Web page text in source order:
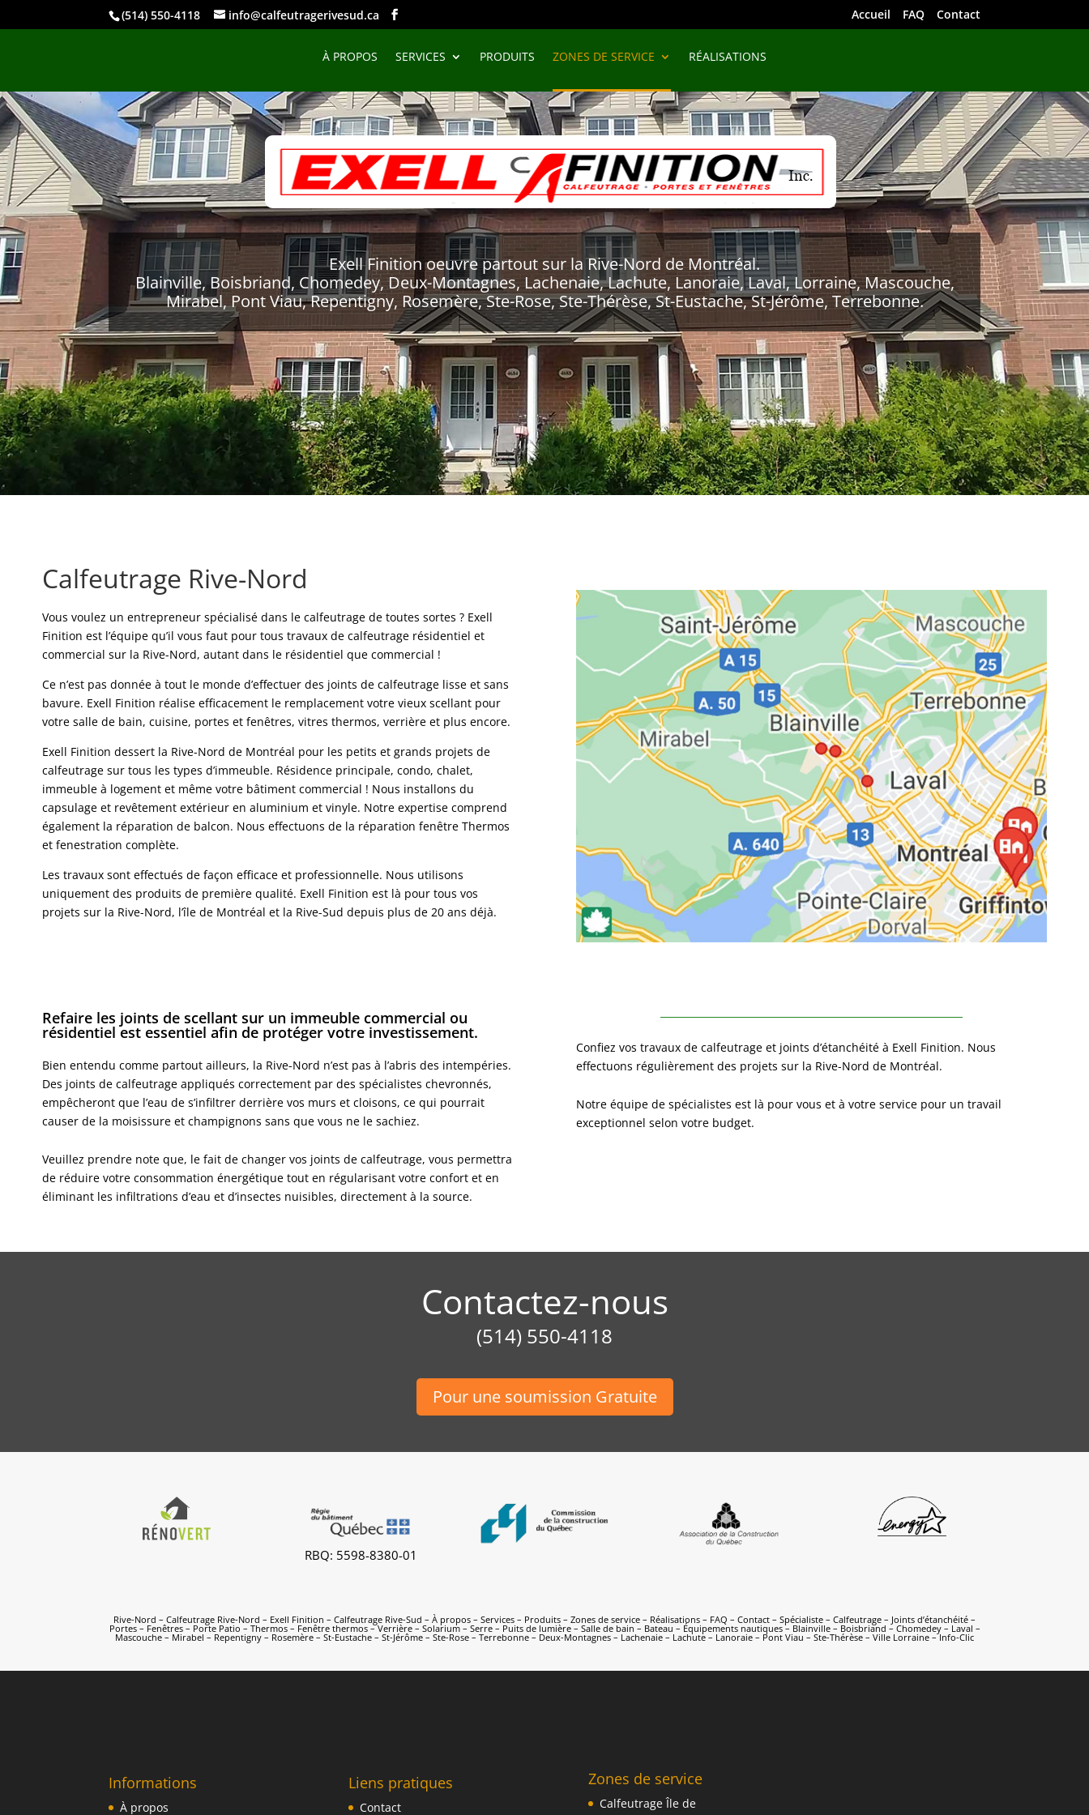
(514) 550-4118 info@calfeutragerivesud.ca Accueil FAQ Contact
À PROPOS SERVICES PRODUITS ZONES DE SERVICE RÉALISATIONS
Exell Finition oeuvre partout sur la Rive-Nord de Montréal.
Blainville, Boisbriand, Chomedey, Deux-Montagnes, Lachenaie, Lachute, Lanoraie, Laval, Lorraine, Mascouche,
Mirabel, Pont Viau, Repentigny, Rosemère, Ste-Rose, Ste-Thérèse, St-Eustache, St-Jérôme, Terrebonne.
Calfeutrage Rive-Nord
Vous voulez un entrepreneur spécialisé dans le calfeutrage de toutes sortes ? Exell
Finition est l’équipe qu’il vous faut pour tous travaux de calfeutrage résidentiel et
commercial sur la Rive-Nord, autant dans le résidentiel que commercial !
Ce n’est pas donnée à tout le monde d’effectuer des joints de calfeutrage lisse et sans
bavure. Exell Finition réalise efficacement le remplacement votre vieux scellant pour
votre salle de bain, cuisine, portes et fenêtres, vitres thermos, verrière et plus encore.
Exell Finition dessert la Rive-Nord de Montréal pour les petits et grands projets de
calfeutrage sur tous les types d’immeuble. Résidence principale, condo, chalet,
immeuble à logement et même votre bâtiment commercial ! Nous installons du
capsulage et revêtement extérieur en aluminium et vinyle. Notre expertise comprend
également la réparation de balcon. Nous effectuons de la réparation fenêtre Thermos
et fenestration complète.
Les travaux sont effectués de façon efficace et professionnelle. Nous utilisons
uniquement des produits de première qualité. Exell Finition est là pour tous vos
projets sur la Rive-Nord, l’île de Montréal et la Rive-Sud depuis plus de 20 ans déjà.
Refaire les joints de scellant sur un immeuble commercial ou
résidentiel est essentiel afin de protéger votre investissement.
Bien entendu comme partout ailleurs, la Rive-Nord n’est pas à l’abris des intempéries.
Des joints de calfeutrage appliqués correctement par des spécialistes chevronnés,
empêcheront que l’eau de s’infiltrer derrière vos murs et cloisons, ce qui pourrait
causer de la moisissure et champignons sans que vous ne le sachiez.
Veuillez prendre note que, le fait de changer vos joints de calfeutrage, vous permettra
de réduire votre consommation énergétique tout en régularisant votre confort et en
éliminant les infiltrations d’eau et d’insectes nuisibles, directement à la source.
Confiez vos travaux de calfeutrage et joints d’étanchéité à Exell Finition. Nous
effectuons régulièrement des projets sur la Rive-Nord de Montréal.
Notre équipe de spécialistes est là pour vous et à votre service pour un travail
exceptionnel selon votre budget.
Contactez-nous
(514) 550-4118
Pour une soumission Gratuite
RBQ: 5598-8380-01
Rive-Nord – Calfeutrage Rive-Nord – Exell Finition – Calfeutrage Rive-Sud – À propos – Services – Produits – Zones de service – Réalisations – FAQ – Contact – Spécialiste – Calfeutrage – Joints d’étanchéité –
Portes – Fenêtres – Porte Patio – Thermos – Fenêtre thermos – Verrière – Solarium – Serre – Puits de lumière – Salle de bain – Bateau – Équipements nautiques – Blainville– Boisbriand – Chomedey– Laval –
Mascouche – Mirabel – Repentigny – Rosemère – St-Eustache – St-Jérôme – Ste-Rose – Terrebonne – Deux-Montagnes – Lachenaie – Lachute – Lanoraie – Pont Viau – Ste-Thérèse – Ville Lorraine –Info-Clic
Informations
À propos
Liens pratiques
Contact
Zones de service
Calfeutrage Île de